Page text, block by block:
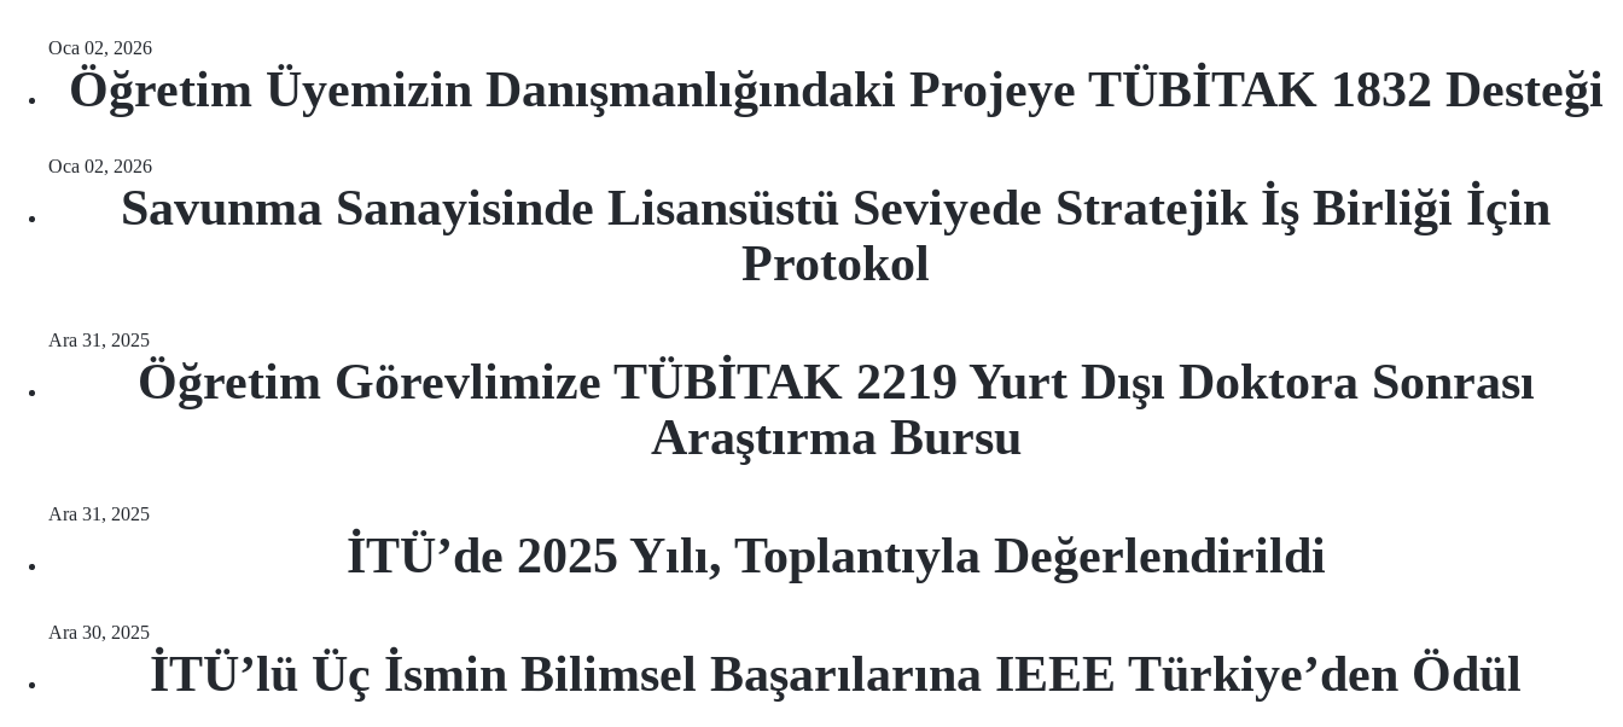
Oca 02, 2026
Öğretim Üyemizin Danışmanlığındaki Projeye TÜBİTAK 1832 Desteği
Oca 02, 2026
Savunma Sanayisinde Lisansüstü Seviyede Stratejik İş Birliği İçin
Protokol
Ara 31, 2025
Öğretim Görevlimize TÜBİTAK 2219 Yurt Dışı Doktora Sonrası
Araştırma Bursu
Ara 31, 2025
İTÜ’de 2025 Yılı, Toplantıyla Değerlendirildi
Ara 30, 2025
İTÜ’lü Üç İsmin Bilimsel Başarılarına IEEE Türkiye’den Ödül